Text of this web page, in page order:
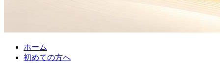
ホーム
初めての方へ